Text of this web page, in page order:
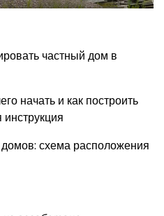
частный дом в
начать и как построить
схема расположения